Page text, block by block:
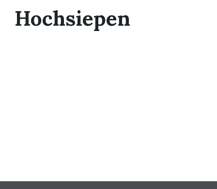
Hochsiepen